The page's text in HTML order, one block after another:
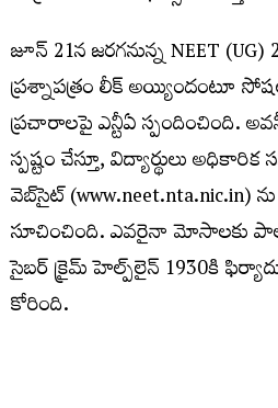
జూన్ 21న జరగనున్న NEET
ప్రశ్నాపత్రం లీక్ అయ్యిందంటూ
ప్రచారాలపై ఎన్టీఏ స్పందించింది.
స్పష్టం చేస్తూ, విద్యార్థులు
వెబ్‌సైట్‌ (www.neet.nta.nic.in)
సూచించింది. ఎవరైనా మోసాలకు
సైబర్ క్రైమ్ హెల్ప్‌లైన్ 1930కి
కోరింది.